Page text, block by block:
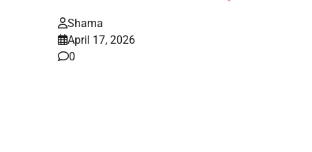
Shama
April 17, 2026
0